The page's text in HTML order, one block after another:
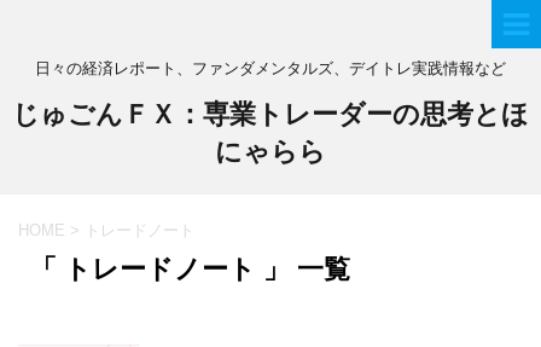
日々の経済レポート、ファンダメンタルズ、デイトレ実践情報など
じゅごんＦＸ：専業トレーダーの思考とほ
にゃらら
HOME > トレードノート
「 トレードノート 」 一覧